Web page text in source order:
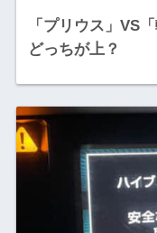
「プリウス」VS
どっちが上？